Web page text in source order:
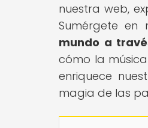
nuestra web,
Sumérgete en
mundo a
cómo la
enriquece
magia de las